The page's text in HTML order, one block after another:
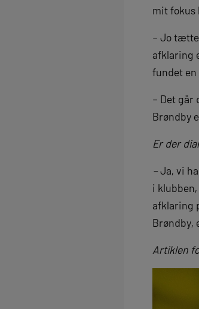
mit fokus
– Jo
afklaring
fundet en
– Det går
Brøndby
Er der
–Ja, vi
i
afklaring
Brøndby,
Artiklen